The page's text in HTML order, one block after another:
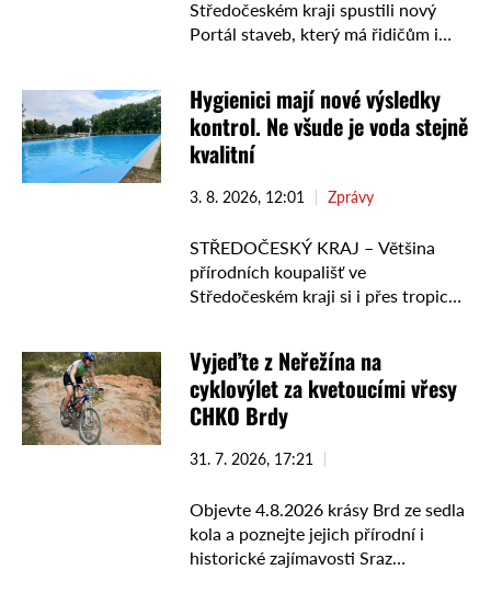
Středočeském kraji spustili nový
Portál staveb, který má řidičům i
webová aplikace nabídne přehled
dokončených, probíhajících i …
Hygienici mají nové výsledky
kontrol. Ne všude je voda stejně
kvalitní
3. 8. 2026, 12:01 Zprávy
STŘEDOČESKÝ KRAJ – Většina
přírodních koupališť ve
Středočeském kraji si i přes tropické
lokalitách zaznamenali zvýšený
obsah chlorofylu, který může …
Vyjeďte z Neřežína na
cyklovýlet za kvetoucími vřesy
CHKO Brdy
31. 7. 2026, 17:21
Objevte 4.8.2026 krásy Brd ze sedla
kola a poznejte jejich přírodní i
historické zajímavosti Sraz